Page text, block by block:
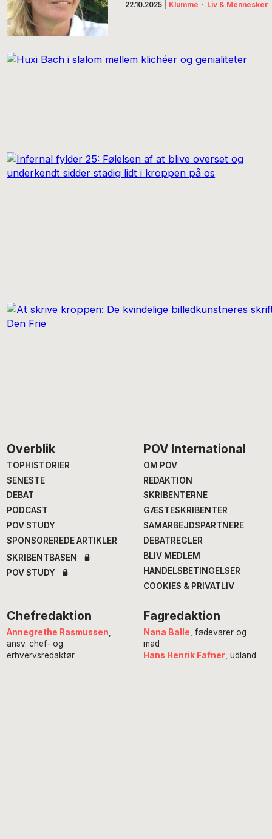
22.10.2025 Klumme · Liv & Mennesker
Footer
Overblik
TOPHISTORIER
SENESTE
DEBAT
PODCAST
POV STUDY
SPONSOREREDE ARTIKLER
SKRIBENTBASEN
POV STUDY
POV International
OM POV
REDAKTION
SKRIBENTERNE
GÆSTESKRIBENTER
SAMARBEJDSPARTNERE
DEBATREGLER
BLIV MEDLEM
HANDELSBETINGELSER
COOKIES & PRIVATLIV
Chefredaktion
Annegrethe Rasmussen
ansv. chef- og
erhvervsredaktør
Fagredaktion
Nana Balle , fødevarer og
mad
Hans Henrik Fafner, udland